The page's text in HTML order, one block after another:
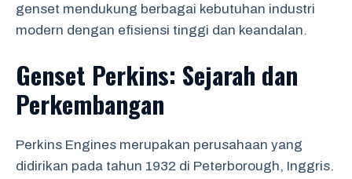
genset mendukung berbagai kebutuhan industri
modern dengan efisiensi tinggi dan keandalan.
Genset Perkins: Sejarah dan
Perkembangan
Perkins Engines merupakan perusahaan yang
didirikan pada tahun 1932 di Peterborough, Inggris.